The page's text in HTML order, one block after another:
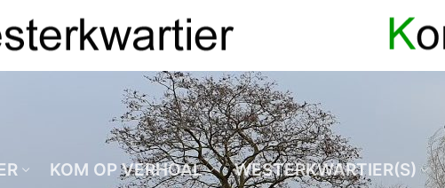
KOM OP VERHOAL WESTERKWARTIER(S)